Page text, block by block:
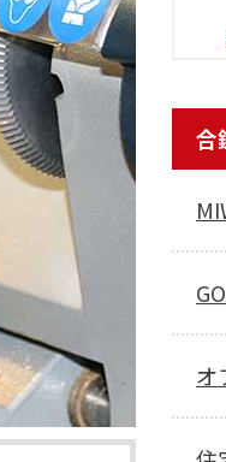
合
オ